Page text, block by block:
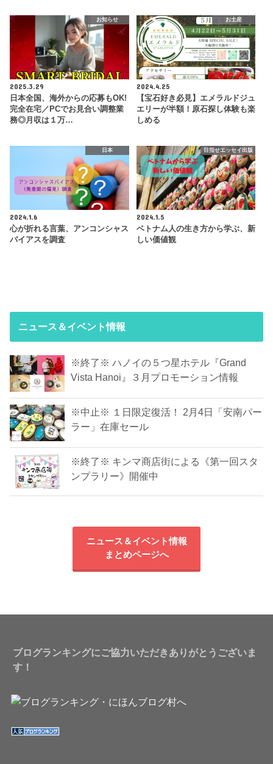
お知らせ
2025.3.29
日本全国、海外からの応募もOK!
完全在宅／PCでお見合い調整業
務◎月収は１万…
お土産
2024.4.25
【宝石好き必見】エメラルドジュ
エリーが半額！原石探し体験も楽
しめる
日本
2024.1.6
心が折れる言葉、アンコンシャス
バイアスを調査
目指せエッセイ出版
2024.1.5
ベトナム人の生き方から学ぶ、新
しい価値観
ニュース＆イベント情報
※終了※ ハノイの５つ星ホテル『Grand
Vista Hanoi』３月プロモーション情報
※中止※ １日限定復活！ 2月4日「安南パー
ラー」在庫セール
※終了※ キンマ商店街による《第一回スタ
ンプラリー》開催中
ニュース＆イベント情報
まとめページへ
ブログランキングにご協力いただきありがとうございま
す！